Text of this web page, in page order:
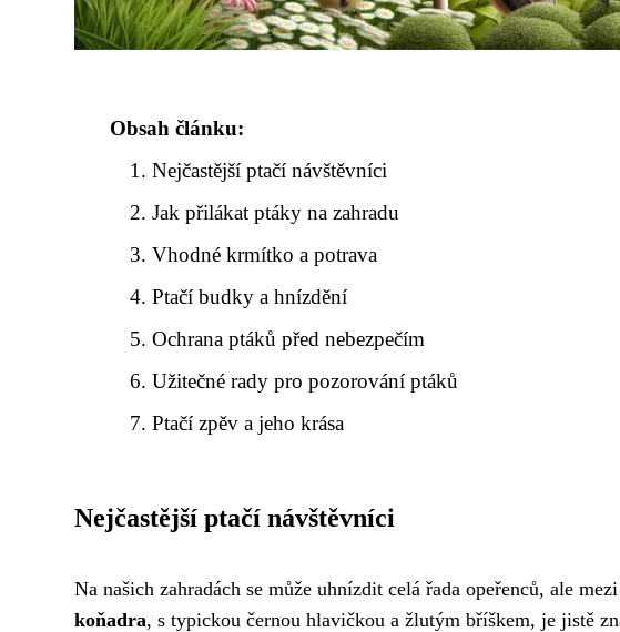
Obsah článku:
Nejčastější ptačí návštěvníci
Jak přilákat ptáky na zahradu
Vhodné krmítko a potrava
Ptačí budky a hnízdění
Ochrana ptáků před nebezpečím
Užitečné rady pro pozorování ptáků
Ptačí zpěv a jeho krása
Nejčastější ptačí návštěvníci
Na našich zahradách se může uhnízdit celá řada opeřenců, ale
koňadra, s typickou černou hlavičkou a žlutým bříškem, je jistě